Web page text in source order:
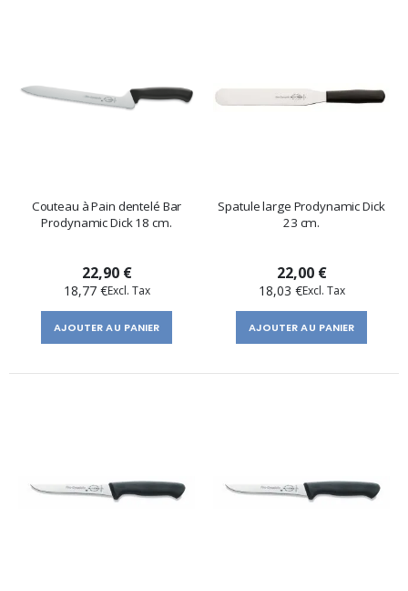
Couteau à Pain dentelé Bar
Prodynamic Dick 18 cm.
22,90 €
18,77 €
AJOUTER AU PANIER
Spatule large Prodynamic Dick
23 cm.
22,00 €
18,03 €
AJOUTER AU PANIER